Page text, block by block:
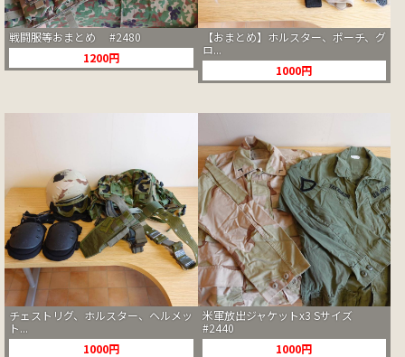
戦闘服等おまとめ #2480
1200円
【おまとめ】ホルスター、ポーチ、グ
ロ...
1000円
チェストリグ、ホルスター、ヘルメッ
ト...
1000円
米軍放出ジャケットx3 Sサイズ
#2440
1000円